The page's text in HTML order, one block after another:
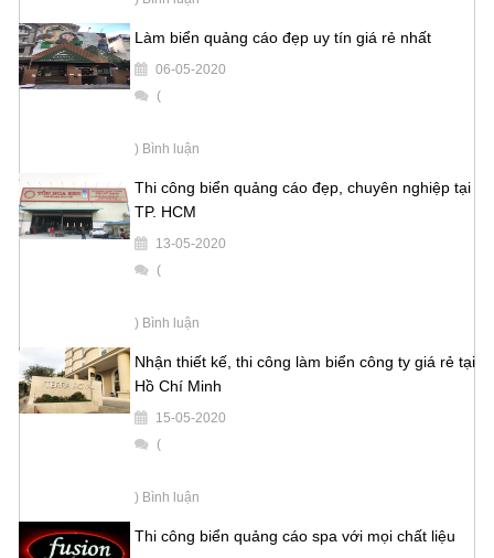
Làm biển quảng cáo đẹp uy tín giá rẻ nhất
06-05-2020
(
) Bình luận
Thi công biển quảng cáo đẹp, chuyên nghiệp tại
TP. HCM
13-05-2020
(
) Bình luận
Nhận thiết kế, thi công làm biển công ty giá rẻ tại
Hồ Chí Minh
15-05-2020
(
) Bình luận
Thi công biển quảng cáo spa với mọi chất liệu